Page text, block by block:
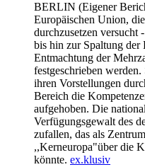
BERLIN (Eigener
Europäischen Union,
durchzusetzen versucht
bis hin zur Spaltung der
Entmachtung der
festgeschrieben
ihren Vorstellungen
Bereich die
aufgehoben. Die
Verfügungsgewalt des
zufallen, das als
,,Kerneuropa"über die
könnte. ex.klusiv